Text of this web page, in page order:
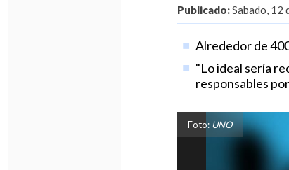
Publicado:Sabado, 12
Alrededor de
"Lo ideal sería
responsables
Foto: UNO